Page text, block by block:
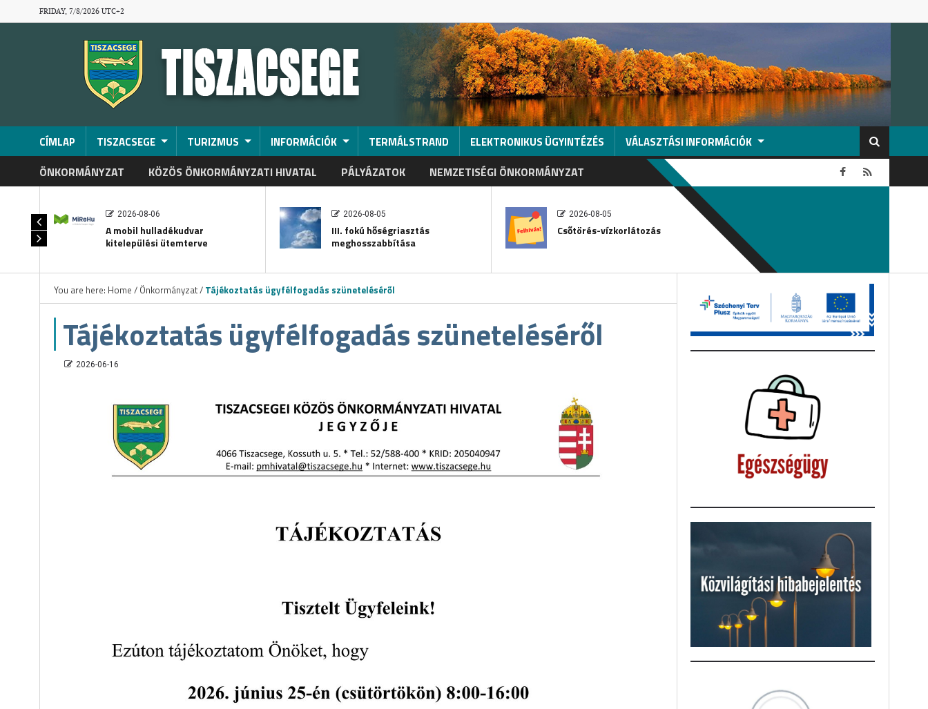
FRIDAY, 7/8/2026 UTC+2
CÍMLAP TISZACSEGE TURIZMUS INFORMÁCIÓK TERMÁLSTRAND ELEKTRONIKUS ÜGYINTÉZÉS VÁLASZTÁSI INFORMÁCIÓK
ÖNKORMÁNYZAT KÖZÖS ÖNKORMÁNYZATI HIVATAL PÁLYÁZATOK NEMZETISÉGI ÖNKORMÁNYZAT
2026-08-06
A mobil hulladékudvar
kitelepülési ütemterve
2026-08-05
III. fokú hőségriasztás
meghosszabbítása
2026-08-05
Csőtörés-vízkorlátozás
You are here: Home / Önkormányzat/ Tájékoztatás ügyfélfogadás szüneteléséről
Tájékoztatás ügyfélfogadás szüneteléséről
2026-06-16